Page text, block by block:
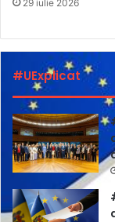
din partea
jurnaliștii și au
Republicii
libertățile
29 iulie 2026
#UExplicat